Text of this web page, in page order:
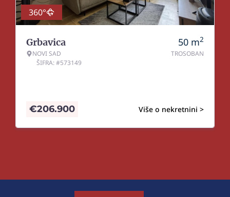
360°
Grbavica
NOVI SAD
ŠIFRA: #573149
50 m2
TROSOBAN
Više o nekretnini >
€206.900